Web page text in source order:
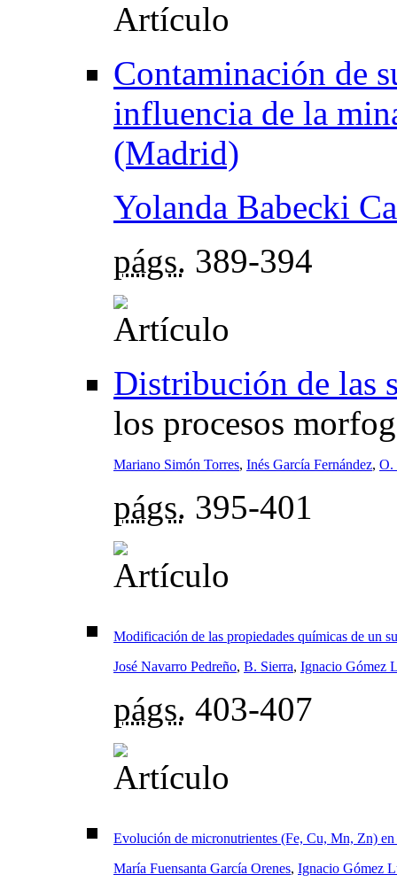
Contaminación de
influencia de la
(Madrid)
Yolanda Babecki
págs. 389-394
Distribución de las
los procesos
Mariano Simón Torres, Inés García Fernández, O.
págs. 395-401
Modificación de las propiedades químicas de un
José Navarro Pedreño, B. Sierra, Ignacio Gómez
págs. 403-407
Evolución de micronutrientes (Fe, Cu, Mn, Zn)
María Fuensanta García Orenes, Ignacio Gómez